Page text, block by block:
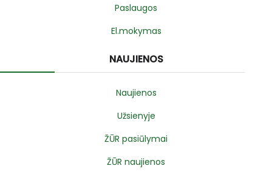
Paslaugos
El.mokymas
NAUJIENOS
Naujienos
Užsienyje
ŽŪR pasiūlymai
ŽŪR naujienos